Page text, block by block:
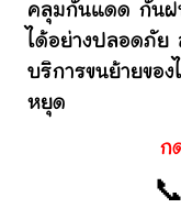
คลุมกันแดด กันฝ
ได้อย่างปลอดภัย
บริการขนย้ายขอ
หยุด
ก